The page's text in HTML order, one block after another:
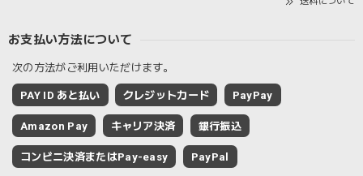
お支払い方法について
次の方法がご利用いただけます。
PAY ID あと払い クレジットカード PayPay
Amazon Pay キャリア決済 銀行振込
コンビニ決済またはPay-easy PayPal